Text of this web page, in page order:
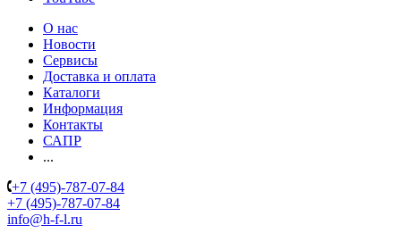
О нас
Новости
Сервисы
Доставка и оплата
Каталоги
Информация
Контакты
САПР
...
+7 (495)-787-07-84
+7 (495)-787-07-84
info@h-f-l.ru